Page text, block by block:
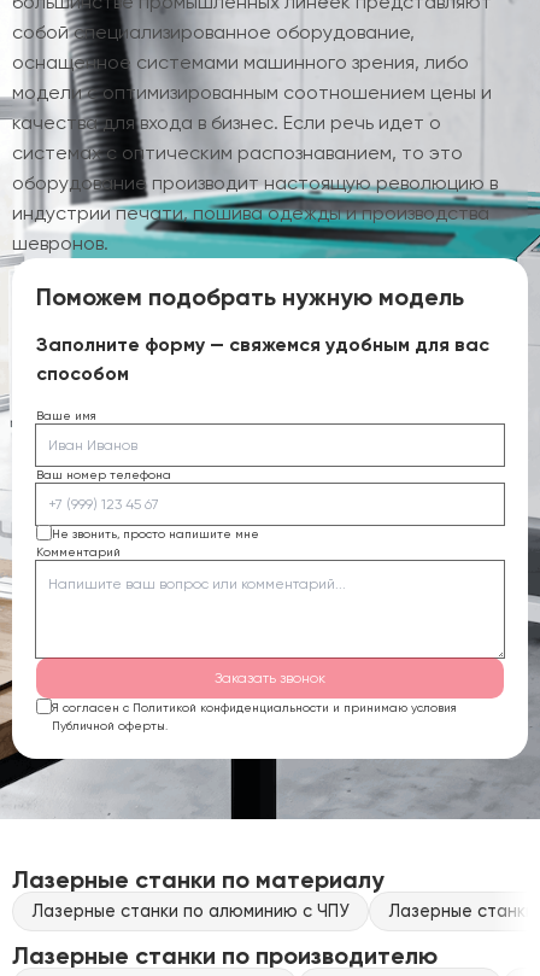
собой специализированное оборудование,
оснащенное системами машинного зрения, либо
модели с оптимизированным соотношением цены и
качества для входа в бизнес. Если речь идет о
системах с оптическим распознаванием, то это
оборудование производит настоящую революцию в
индустрии печати, пошива одежды и производства
шевронов.
Поможем подобрать нужную модель
Заполните форму — свяжемся удобным для вас
способом
Ваше имя
Ваш номер телефона
Не звонить, просто напишите мне
Комментарий
Заказать звонок
Я согласен с Политикой конфиденциальности и принимаю условия
Публичной оферты.
Лазерные станки по материалу
Лазерные станки по алюминию с ЧПУ Лазерные
Лазерные станки по производителю